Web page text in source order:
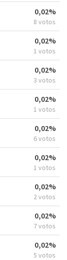
0,02%
8 votos
0,02%
1 votos
0,02%
3 votos
0,02%
1 votos
0,02%
6 votos
0,02%
1 votos
0,02%
2 votos
0,02%
7 votos
0,02%
5 votos